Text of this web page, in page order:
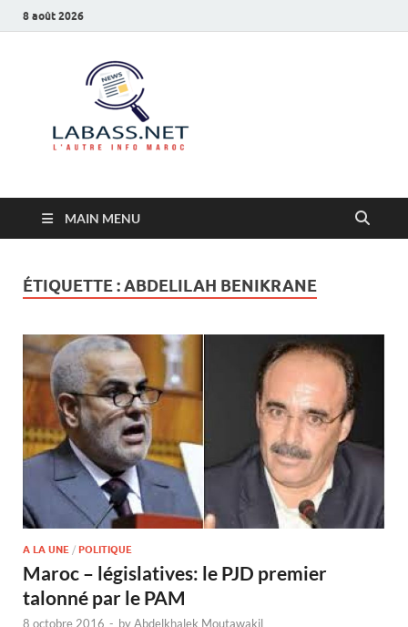
8 août 2026
MAIN MENU
ÉTIQUETTE :ABDELILAH BENIKRANE
A LA UNE / POLITIQUE
Maroc – législatives: le PJD premier
talonné par le PAM
8 octobre 2016 - byAbdelkhalek Moutawakil